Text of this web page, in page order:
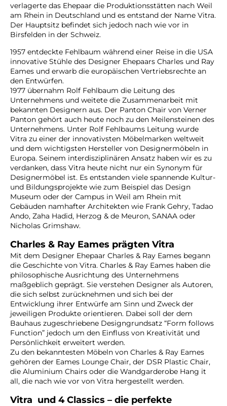
verlagerte das Ehepaar die Produktionsstätten nach Weil
am Rhein in Deutschland und es entstand der Name Vitra.
Der Hauptsitz befindet sich jedoch nach wie vor in
Birsfelden in der Schweiz.
1957 entdeckte Fehlbaum während einer Reise in die USA
innovative Stühle des Designer Ehepaars Charles und Ray
Eames und erwarb die europäischen Vertriebsrechte an
den Entwürfen.
1977 übernahm Rolf Fehlbaum die Leitung des
Unternehmens und weitete die Zusammenarbeit mit
bekannten Designern aus. Der Panton Chair von Verner
Panton gehört auch heute noch zu den Meilensteinen des
Unternehmens. Unter Rolf Fehlbaums Leitung wurde
Vitra zu einer der innovativsten Möbelmarken weltweit
und dem wichtigsten Hersteller von Designermöbeln in
Europa. Seinem interdisziplinären Ansatz haben wir es zu
verdanken, dass Vitra heute nicht nur ein Synonym für
Designermöbel ist. Es entstanden viele spannende Kultur-
und Bildungsprojekte wie zum Beispiel das Design
Museum oder der Campus in Weil am Rhein mit
Gebäuden namhafter Architekten wie Frank Gehry, Tadao
Ando, Zaha Hadid, Herzog & de Meuron, SANAA oder
Nicholas Grimshaw.
Charles & Ray Eames prägten Vitra
Mit dem Designer Ehepaar Charles & Ray Eames begann
die Geschichte von Vitra. Charles & Ray Eames haben die
philosophische Ausrichtung des Unternehmens
maßgeblich geprägt. Sie verstehen Designer als Autoren,
die sich selbst zurücknehmen und sich bei der
Entwicklung ihrer Entwürfe am Sinn und Zweck der
jeweiligen Produkte orientieren. Dabei soll der dem
Bauhaus zugeschriebene Designgrundsatz “Form follows
Function” jedoch um den Einfluss von Kreativität und
Persönlichkeit erweitert werden.
Zu den bekanntesten Möbeln von Charles & Ray Eames
gehören der Eames Lounge Chair, der DSR Plastic Chair,
die Aluminium Chairs oder die Wandgarderobe Hang it
all, die nach wie vor von Vitra hergestellt werden.
Vitra und 4 Classics – die perfekte